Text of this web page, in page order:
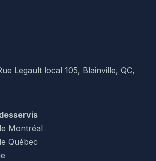
Legault local 105, Blainville, QC,
Montréal
Québec